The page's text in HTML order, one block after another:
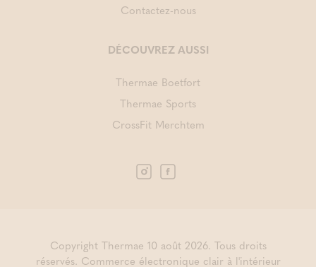
Contactez-nous
DÉCOUVREZ AUSSI
Thermae Boetfort
Thermae Sports
CrossFit Merchtem
Copyright Thermae 10 août 2026. Tous droits
réservés. Commerce électronique clair à l'intérieur